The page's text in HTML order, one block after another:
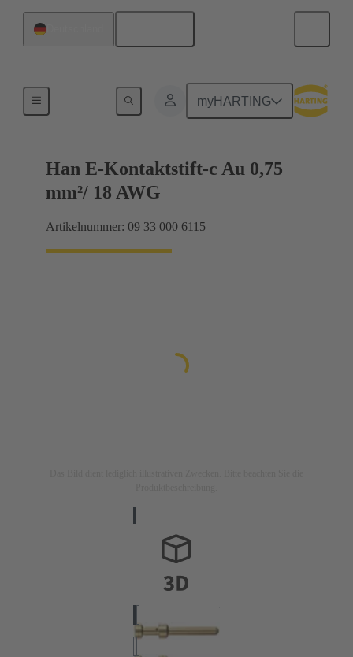
myHARTING
Han E-Kontaktstift-c Au 0,75
mm²/ 18 AWG
Artikelnummer: 09 33 000 6115